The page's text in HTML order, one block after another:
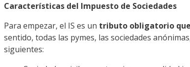
Características del Impuesto de Sociedades
Para empezar, el IS es un tributo obligatorio
sentido, todas las pymes, las sociedades
siguientes: